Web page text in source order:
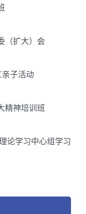
（扩大）会
亲子活动
精神培训班
论学习中心组学习